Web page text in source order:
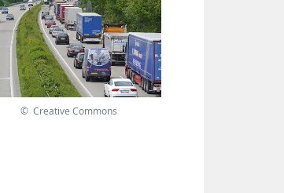
© Creative Commons